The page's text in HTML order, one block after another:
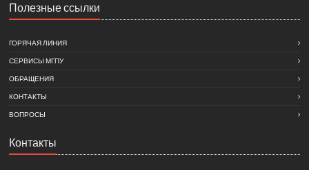
Полезные ссылки
ГОРЯЧАЯ ЛИНИЯ
СЕРВИСЫ МГПУ
ОБРАЩЕНИЯ
КОНТАКТЫ
ВОПРОСЫ
Контакты